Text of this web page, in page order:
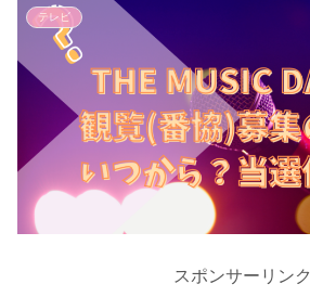
テレビ
スポンサーリンク